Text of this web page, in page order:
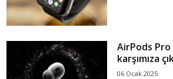
AirPods
karşımıza
06 Ocak 2025